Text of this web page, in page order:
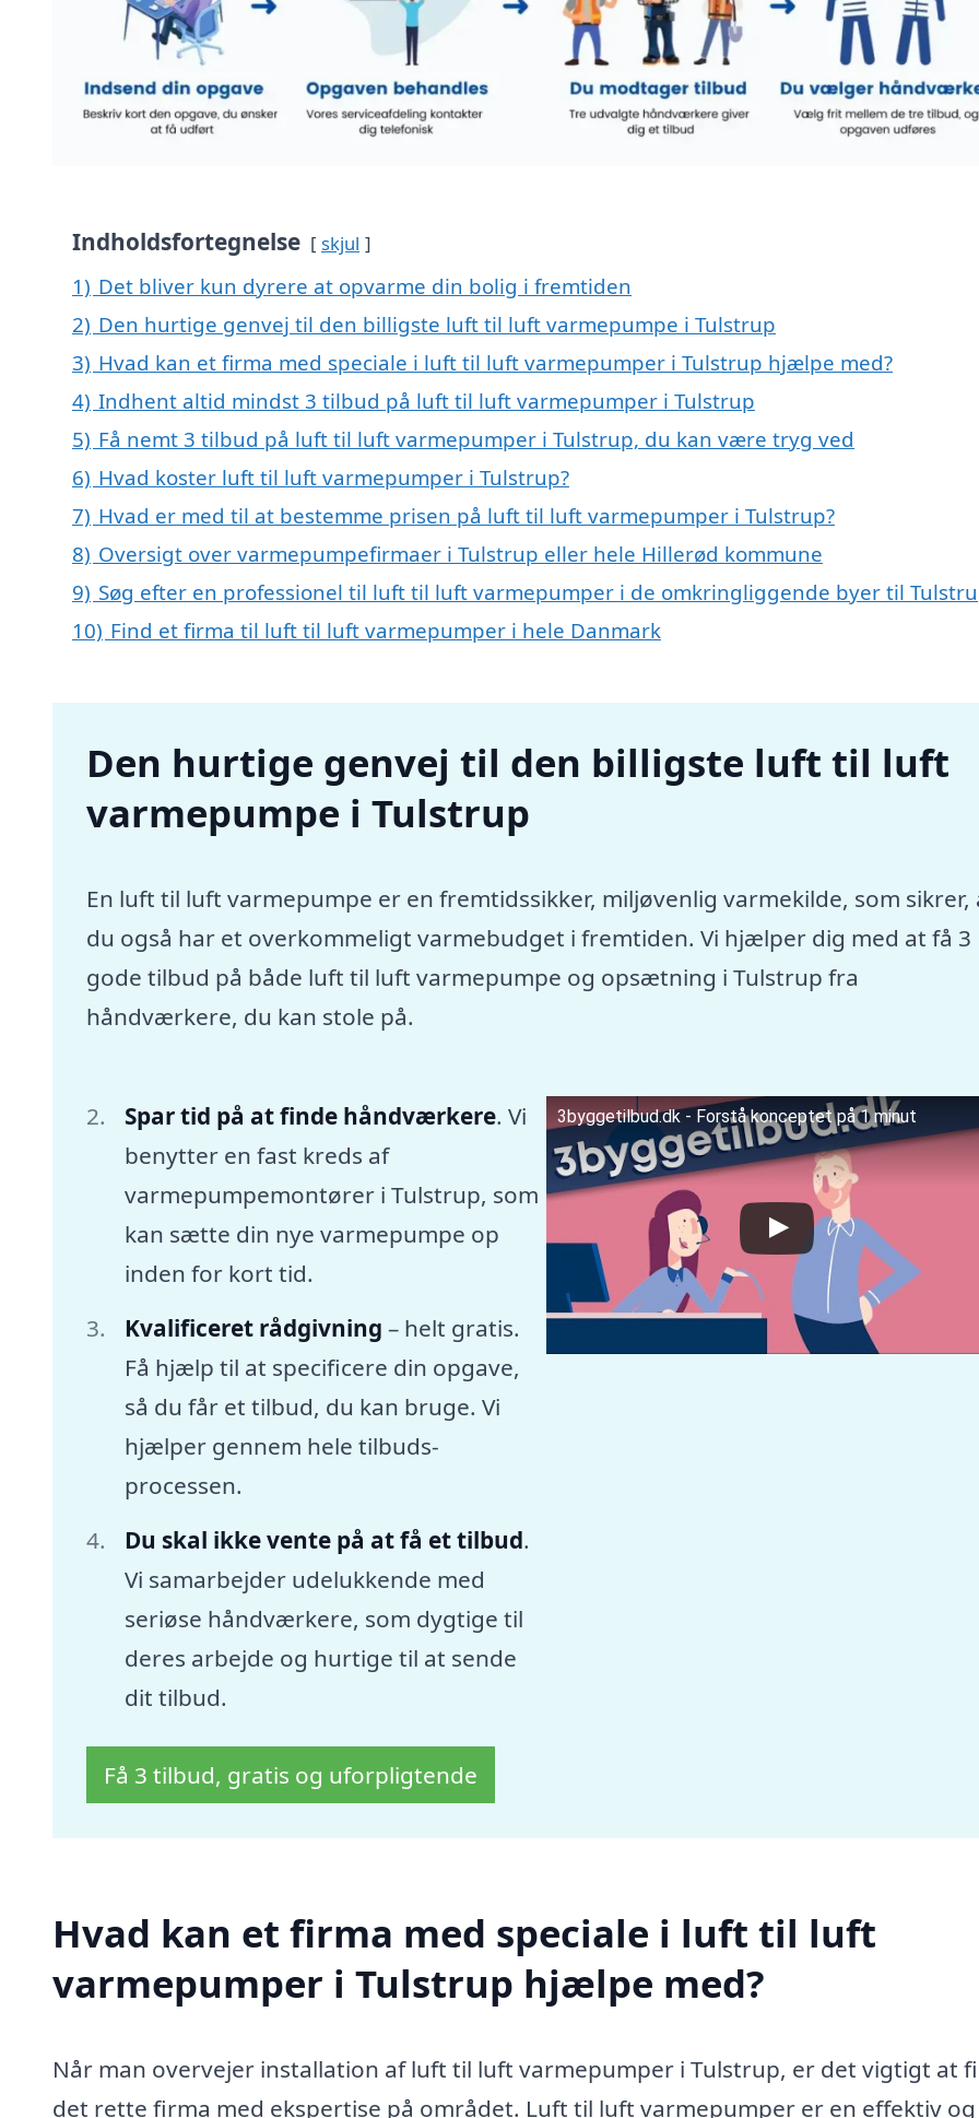
Indholdsfortegnelse skjul
1) Det bliver kun dyrere at opvarme din bolig i fremtiden
2) Den hurtige genvej til den billigste luft til luft varmepumpe i Tulstrup
3) Hvad kan et firma med speciale i luft til luft varmepumper i Tulstrup hjælpe med?
4) Indhent altid mindst 3 tilbud på luft til luft varmepumper i Tulstrup
5) Få nemt 3 tilbud på luft til luft varmepumper i Tulstrup, du kan være tryg ved
6) Hvad koster luft til luft varmepumper i Tulstrup?
7) Hvad er med til at bestemme prisen på luft til luft varmepumper i Tulstrup?
8) Oversigt over varmepumpefirmaer i Tulstrup eller hele Hillerød kommune
9) Søg efter en professionel til luft til luft varmepumper i de omkringliggende byer til
10) Find et firma til luft til luft varmepumper i hele Danmark
Den hurtige genvej til den billigste luft til luft
varmepumpe i Tulstrup
En luft til luft varmepumpe er en fremtidssikker, miljøvenlig varmekilde, som sikrer,
du også har et overkommeligt varmebudget i fremtiden. Vi hjælper dig med at få 3
gode tilbud på både luft til luft varmepumpe og opsætning i Tulstrup fra
håndværkere, du kan stole på.
Spar tid på at finde håndværkere. Vi
benytter en fast kreds af
varmepumpemontører i Tulstrup, som
kan sætte din nye varmepumpe op
inden for kort tid.
Kvalificeret rådgivning – helt gratis.
Få hjælp til at specificere din opgave,
så du får et tilbud, du kan bruge. Vi
hjælper gennem hele tilbuds-
processen.
Du skal ikke vente på at få et tilbud.
Vi samarbejder udelukkende med
seriøse håndværkere, som dygtige til
deres arbejde og hurtige til at sende
dit tilbud.
3byggetilbud.dk - Forstå konceptet på 1 minut
Få 3 tilbud, gratis og uforpligtende
Hvad kan et firma med speciale i luft til luft
varmepumper i Tulstrup hjælpe med?
Når man overvejer installation af luft til luft varmepumper i Tulstrup, er det vigtigt at
det rette firma med ekspertise på området. Luft til luft varmepumper er en effektiv og